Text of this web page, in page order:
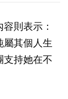
則表示：
屬其個人生
支持她在不